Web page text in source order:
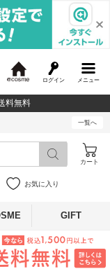
メニュー
ログイン
c
o
料無料
一覧へ
カート
お気に入り
GIFT